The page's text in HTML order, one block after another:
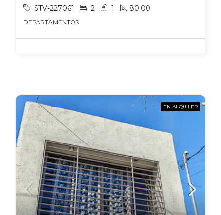
STV-227061 2 1 80.00
DEPARTAMENTOS
EN ALQUILER